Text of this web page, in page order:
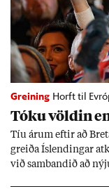
Greining Horft til
Tóku völd­in
Tíu ár­um eft­ir að
greiða Ís­lend­ing­ar
við sam­band­ið að